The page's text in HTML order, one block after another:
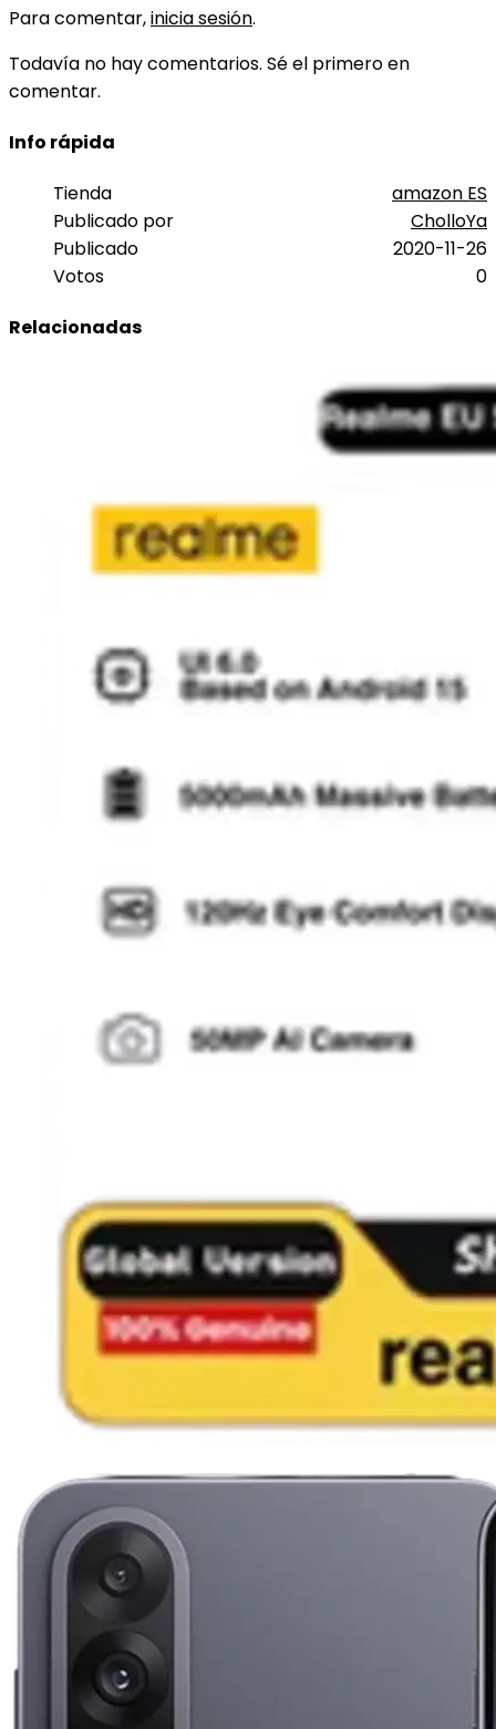
Para comentar,inicia sesión.
Todavía no hay comentarios. Sé el primero en
comentar.
Info rápida
Tienda
amazon ES
Publicado por
CholloYa
Publicado
2020-11-26
Votos
0
Relacionadas